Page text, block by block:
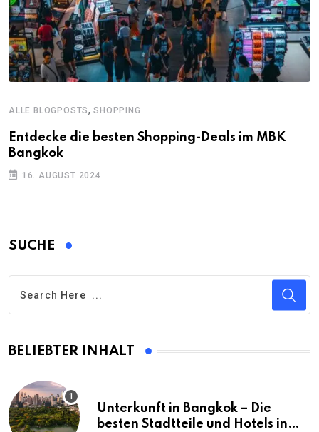
ALLE BLOGPOSTS,SHOPPING
Entdecke die besten Shopping-Deals im MBK
Bangkok
16. AUGUST 2024
SUCHE
BELIEBTER INHALT
Unterkunft in Bangkok – Die
besten Stadtteile und Hotels in